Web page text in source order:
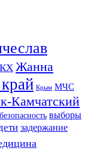
Жанна
Крым МЧС
Камчатский
безопасность выборы
задержание